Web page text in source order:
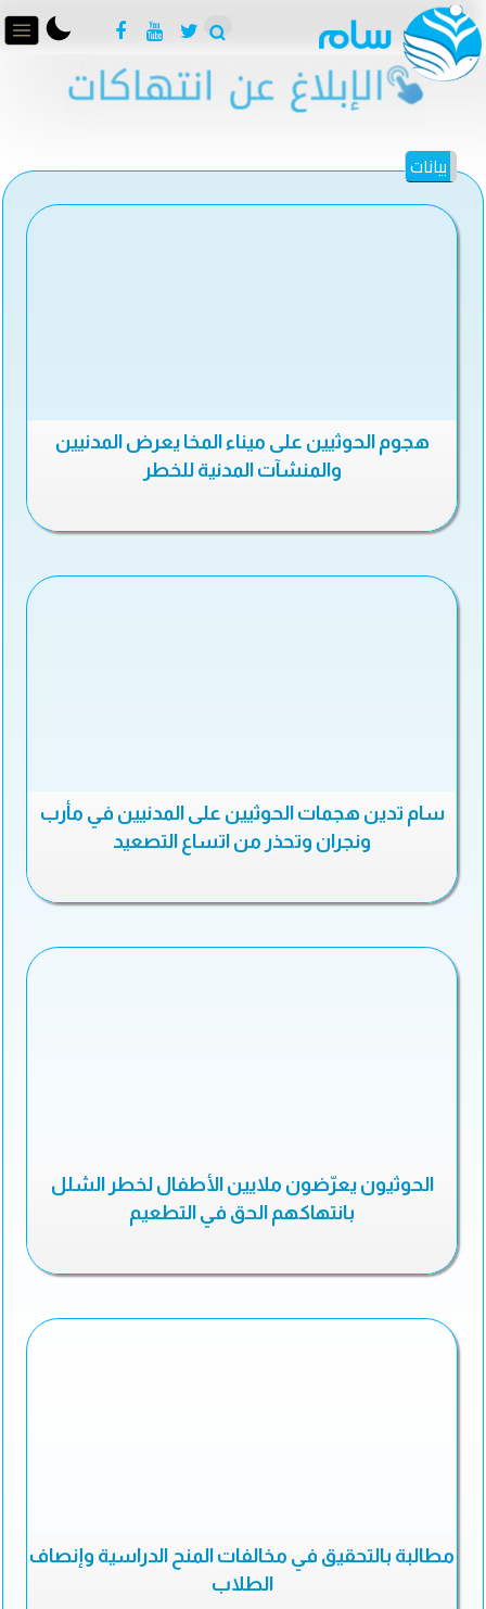
بيانات
هجوم الحوثيين على ميناء المخا يعرض المدنيين
والمنشآت المدنية للخطر
سام تدين هجمات الحوثيين على المدنيين في مأرب
ونجران وتحذر من اتساع التصعيد
الحوثيون يعرّضون ملايين الأطفال لخطر الشلل
بانتهاكهم الحق في التطعيم
مطالبة بالتحقيق في مخالفات المنح الدراسية وإنصاف
الطلاب